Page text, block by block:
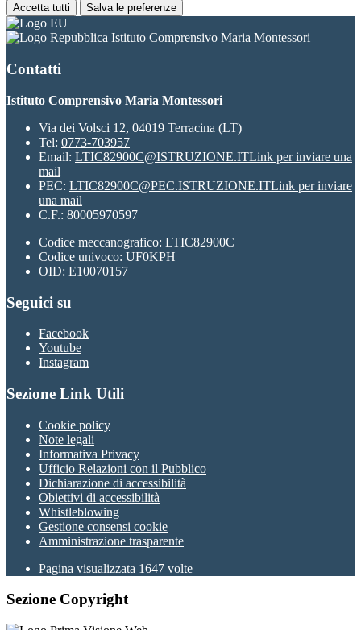
Accetta tutti Salva le preferenze
Istituto Comprensivo Maria Montessori
Contatti
Istituto Comprensivo Maria Montessori
Via dei Volsci 12, 04019 Terracina (LT)
Tel: 0773-703957
Email: LTIC82900C@ISTRUZIONE.ITLink per inviare una
mail
PEC: LTIC82900C@PEC.ISTRUZIONE.ITLink per inviare
una mail
C.F.: 80005970597
Codice meccanografico: LTIC82900C
Codice univoco: UF0KPH
OID: E10070157
Seguici su
Facebook
Youtube
Instagram
Sezione Link Utili
Cookie policy
Note legali
Informativa Privacy
Ufficio Relazioni con il Pubblico
Dichiarazione di accessibilità
Obiettivi di accessibilità
Whistleblowing
Gestione consensi cookie
Amministrazione trasparente
Pagina visualizzata 1647 volte
Sezione Copyright